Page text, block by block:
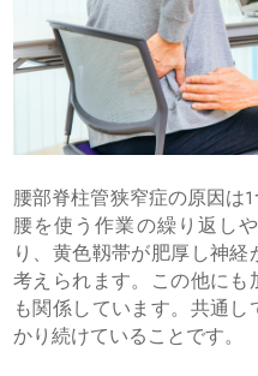
腰部脊柱管狭窄症の原因は
腰を使う作業の繰り返し
り、黄色靱帯が肥厚し神
考えられます。この他に
も関係しています。共通
かり続けていることです。